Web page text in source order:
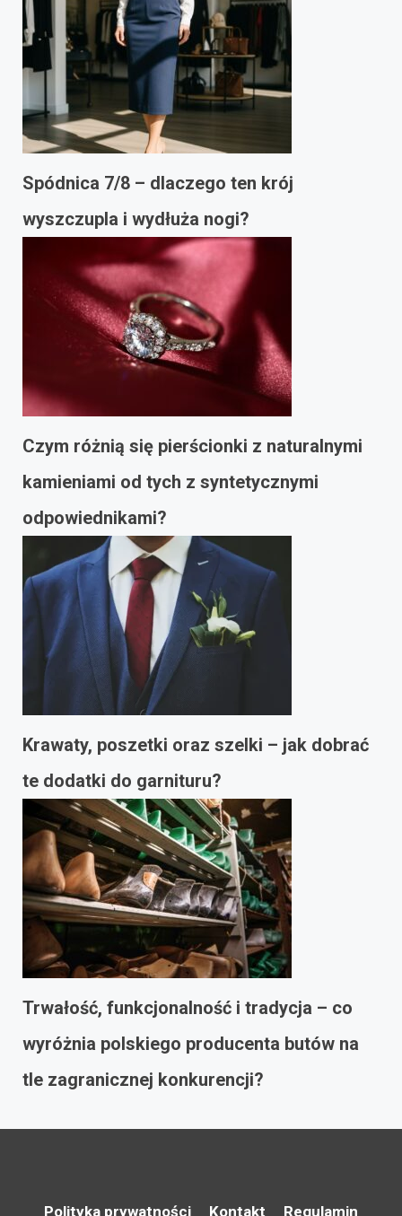
Spódnica 7/8 – dlaczego ten krój
wyszczupla i wydłuża nogi?
Czym różnią się pierścionki z naturalnymi
kamieniami od tych z syntetycznymi
odpowiednikami?
Krawaty, poszetki oraz szelki – jak dobrać
te dodatki do garnituru?
Trwałość, funkcjonalność i tradycja – co
wyróżnia polskiego producenta butów na
tle zagranicznej konkurencji?
Polityka prywatności Kontakt Regulamin